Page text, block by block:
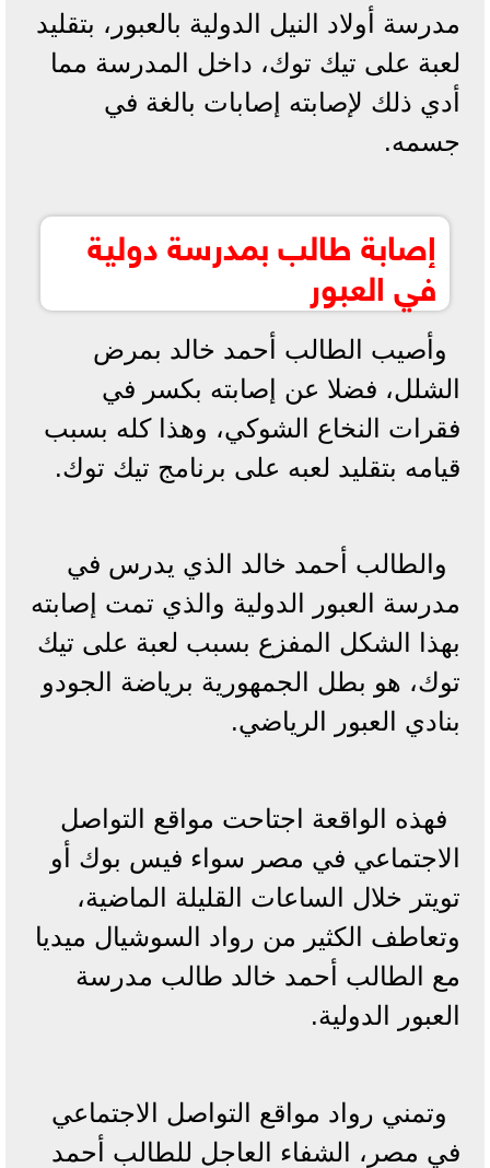
مدرسة أولاد النيل الدولية بالعبور، بتقليد
لعبة على تيك توك، داخل المدرسة مما
أدي ذلك لإصابته إصابات بالغة في
جسمه.
إصابة طالب بمدرسة دولية
في العبور
وأصيب الطالب أحمد خالد بمرض
الشلل، فضلا عن إصابته بكسر في
فقرات النخاع الشوكي، وهذا كله بسبب
قيامه بتقليد لعبه على برنامج تيك توك.
والطالب أحمد خالد الذي يدرس في
مدرسة العبور الدولية والذي تمت إصابته
بهذا الشكل المفزع بسبب لعبة على تيك
توك، هو بطل الجمهورية برياضة الجودو
بنادي العبور الرياضي.
فهذه الواقعة اجتاحت مواقع التواصل
الاجتماعي في مصر سواء فيس بوك أو
تويتر خلال الساعات القليلة الماضية،
وتعاطف الكثير من رواد السوشيال ميديا
مع الطالب أحمد خالد طالب مدرسة
العبور الدولية.
وتمني رواد مواقع التواصل الاجتماعي
في مصر، الشفاء العاجل للطالب أحمد